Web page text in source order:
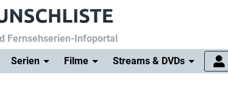
Fernsehserien-Infoportal
Serien Filme Streams & DVDs